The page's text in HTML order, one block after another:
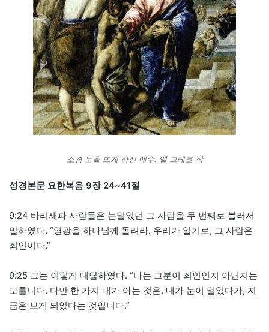
소경 눈을 뜨게 하신 예수. 엘 그레코 작
성경본문 요한복음 9장 24~41절
9:24 바리새파 사람들은 눈멀었던 그 사람을 두 번째로 불러서
말하였다. “영광을 하나님께 돌려라. 우리가 알기로, 그 사람은
죄인이다.”
9:25 그는 이렇게 대답하였다. “나는 그분이 죄인인지 아닌지는
모릅니다. 다만 한 가지 내가 아는 것은, 내가 눈이 멀었다가, 지
금은 보게 되었다는 것입니다.”